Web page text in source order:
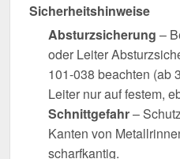
Sicherheitshinweise
Absturzsicherung –
oder Leiter
101-038 beachten (ab
Leiter nur auf festem,
Schnittgefahr–
Kanten von
scharfkantig.